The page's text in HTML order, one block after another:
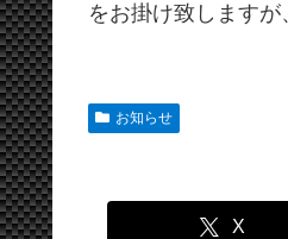
をお掛け致しますが
お知らせ
X